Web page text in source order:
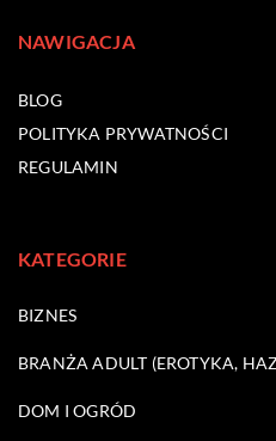
NAWIGACJA
BLOG
POLITYKA PRYWATNOŚCI
REGULAMIN
KATEGORIE
BIZNES
BRANŻA ADULT (EROTYKA,
DOM I OGRÓD